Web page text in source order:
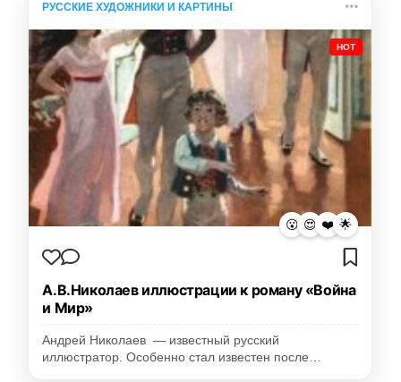
РУССКИЕ ХУДОЖНИКИ И КАРТИНЫ
HOT
😮 😍 ❤️ 🌟
А.В.Николаев иллюстрации к роману «Война
и Мир»
Андрей Николаев — известный русский
иллюстратор. Особенно стал известен после…